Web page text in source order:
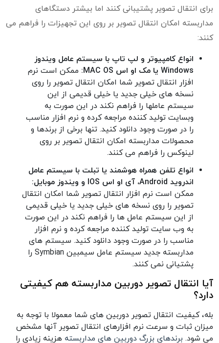
برای انتقال تصویر پشتیبانی کنند اما بیشتر دستگاهای
مداربسته امکان انتقال تصویر بر روی این تجهیزات را فراهم می
کنند:
انواع کامپیوتر و لپ تاپ با سیستم عامل ویندوز
Windows یا مک او اس MAC OS:
ممکن است نرم
افزار انتقال تصویر شما امکان انتقال تصویر را روی
نسخه های خیلی جدید یا خیلی قدیمی از این
سیستم عاملها را فراهم نکند در این صورت به
وبسایت تولید کننده مراجعه کرده و نرم افزار مناسب
را در صورت وجود دانلود کنید. تنها برخی از برندها و
محصولات مداربسته امکان انتقال تصویر بر روی
لینوکس را فراهم می کنند.
انواع تلفن همراه هوشمند یا تبلت با سیستم عامل
اندروید Android، آی او اس IOS و ویندوز موبایل:
ممکن است نرم افزار انتقال تصویر شما امکان انتقال
تصویر را روی نسخه های خیلی جدید یا خیلی قدیمی
از این سیستم عامل ها را فراهم نکند در این صورت
به وب سایت تولید کننده مراجعه کرده و نرم افزار
مناسب را در صورت وجود دانلود کنید. سیستم های
مداربسته جدید سیستم عامل سیمبین Symbian را
پشتیانی نمی کنند.
آیا انتقال تصویر دوربین مداربسته هم کیفیتی
دارد؟
بله، کیفیت انتقال تصویر دوربین های شما معمولا با توجه به
میزان ثبات و سرعت نرم افزارهای انتقال تصویر آنها مشخص
می شود. برندهای بزرگ دوربین های مداربسته هزینه زیادی را